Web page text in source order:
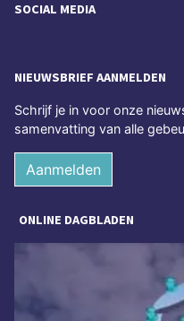
SOCIAL MEDIA
NIEUWSBRIEF AANMELDEN
Schrijf je in voor onze
samenvatting van alle
Aanmelden
ONLINE DAGBLADEN